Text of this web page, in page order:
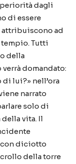
dagli
di essere
ad
Tutti
della
domandato:
di lui?» nell’ora
narrato
solo di
vita. Il
con diciotto
della torre